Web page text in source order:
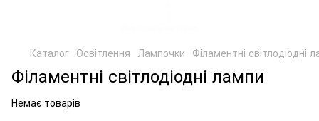
Каталог Освітлення Лампочки Філаментні світлодіодні
Філаментні світлодіодні лампи
Немає товарів